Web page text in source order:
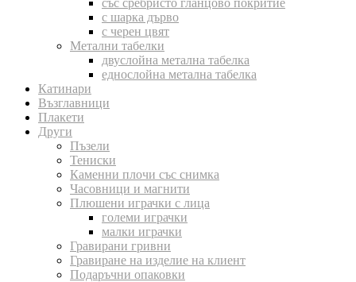
със сребристо гланцово покритие
с шарка дърво
с черен цвят
Метални табелки
двуслойна метална табелка
еднослойна метална табелка
Катинари
Възглавници
Плакети
Други
Пъзели
Тениски
Каменни плочи със снимка
Часовници и магнити
Плюшени играчки с лица
големи играчки
малки играчки
Гравирани гривни
Гравиране на изделие на клиент
Подаръчни опаковки